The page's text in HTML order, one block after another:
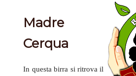
Madre
Cerqua
In questa birra si ritrova il